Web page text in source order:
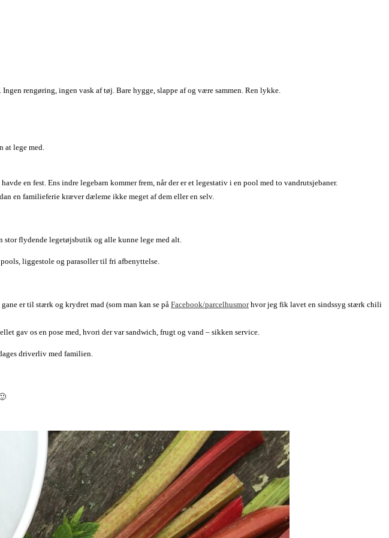
rengøring, ingen vask af tøj. Bare hygge, slappe af og være sammen. Ren lykke.
lege med.
en fest. Ens indre legebarn kommer frem, når der er et legestativ i en pool med to vandrutsjebaner.
en familieferie kræver dæleme ikke meget af dem eller en selv.
flydende legetøjsbutik og alle kunne lege med alt.
liggestole og parasoller til fri afbenyttelse.
er til stærk og krydret mad (som man kan se på Facebook/parcelhusmorhvor jeg fik lavet en sindssyg stærk chili
gav os en pose med, hvori der var sandwich, frugt og vand – sikken service.
driverliv med familien.